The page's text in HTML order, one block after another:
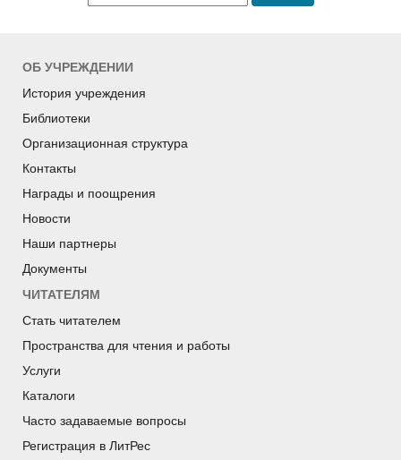
ОБ УЧРЕЖДЕНИИ
История учреждения
Библиотеки
Организационная структура
Контакты
Награды и поощрения
Новости
Наши партнеры
Документы
ЧИТАТЕЛЯМ
Стать читателем
Пространства для чтения и работы
Услуги
Каталоги
Часто задаваемые вопросы
Регистрация в ЛитРес